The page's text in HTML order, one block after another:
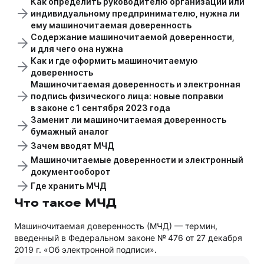
индивидуальному предпринимателю, нужна ли
ему машиночитаемая доверенность
Содержание машиночитаемой доверенности,
и для чего она нужна
Как и где оформить машиночитаемую
доверенность
Машиночитаемая доверенность и электронная
подпись физического лица: новые поправки
в законе с 1 сентября 2023 года
Заменит ли машиночитаемая доверенность
бумажный аналог
Зачем вводят МЧД
Машиночитаемые доверенности и электронный
документооборот
Где хранить МЧД
Что такое МЧД
Машиночитаемая доверенность (МЧД) — термин,
введенный в Федеральном законе № 476 от 27 декабря
2019 г. «Об электронной подписи».